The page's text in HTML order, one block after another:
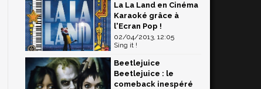
La La Land en Cinéma
Karaoké grâce à
l'Ecran Pop !
02/04/2013, 12:05
Sing it !
Beetlejuice
Beetlejuice : le
comeback inespéré